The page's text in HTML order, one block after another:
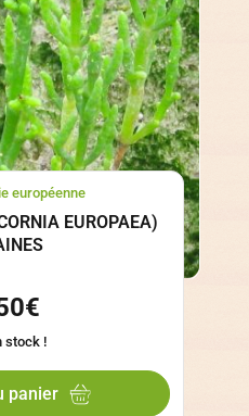
européenne
EUROPAEA)
€
stock !
panier